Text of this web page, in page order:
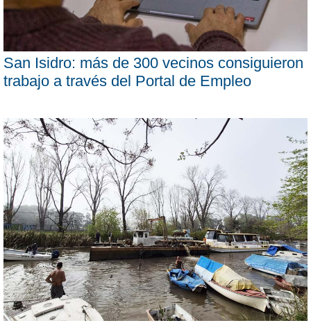
San Isidro: más de 300 vecinos consiguieron
trabajo a través del Portal de Empleo